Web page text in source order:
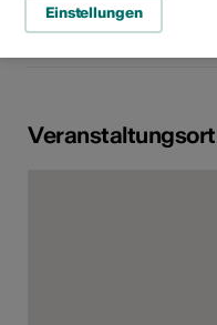
Veranstaltungsort
Einstellungen